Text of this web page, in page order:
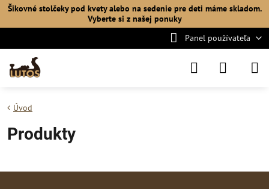
Šikovné stolčeky pod kvety alebo na sedenie pre deti máme skladom.
Vyberte si z našej ponuky
Panel používateľa
Úvod
Produkty